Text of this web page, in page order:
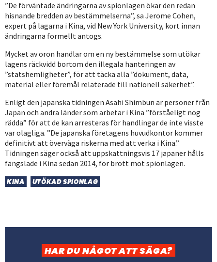
”De förväntade ändringarna av spionlagen ökar den redan
hisnande bredden av bestämmelserna”, sa Jerome Cohen,
expert på lagarna i Kina, vid New York University, kort innan
ändringarna formellt antogs.
Mycket av oron handlar om en ny bestämmelse som utökar
lagens räckvidd bortom den illegala hanteringen av
”statshemligheter”, för att täcka alla ”dokument, data,
material eller föremål relaterade till nationell säkerhet”.
Enligt den japanska tidningen Asahi Shimbun är personer från
Japan och andra länder som arbetar i Kina ”förståeligt nog
rädda” för att de kan arresteras för handlingar de inte visste
var olagliga. ”De japanska företagens huvudkontor kommer
definitivt att överväga riskerna med att verka i Kina.”
Tidningen säger också att uppskattningsvis 17 japaner hålls
fängslade i Kina sedan 2014, för brott mot spionlagen.
KINA UTÖKAD SPIONLAG
HAR DU NÅGOT ATT SÄGA?